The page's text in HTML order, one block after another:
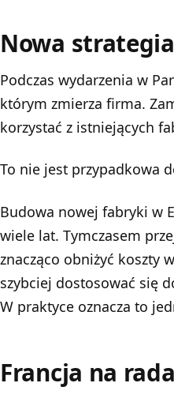
Nowa
Podczas wydarzenia w
którym zmierza firma.
korzystać z istniejących
To nie jest przypadkowa
Budowa nowej fabryki w
wiele lat. Tymczasem
znacząco obniżyć koszty
szybciej dostosować się
W praktyce oznacza to
Francja na